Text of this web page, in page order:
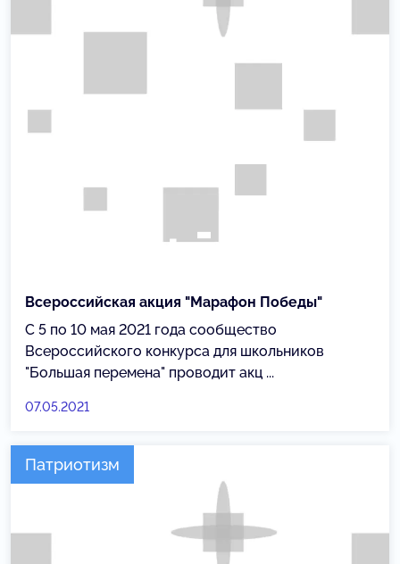
Всероссийская акция "Марафон Победы"
С 5 по 10 мая 2021 года сообщество
Всероссийского конкурса для школьников
"Большая перемена" проводит акц ...
07.05.2021
Патриотизм